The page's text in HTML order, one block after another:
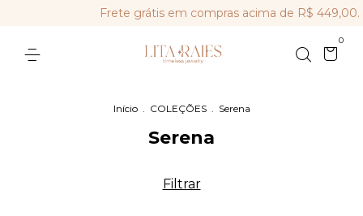
Frete grátis em compras acima de R$ 449,00.
0
Início . COLEÇÕES . Serena
Serena
Filtrar